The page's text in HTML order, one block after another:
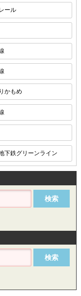
ール
かもめ
下鉄グリーンライン